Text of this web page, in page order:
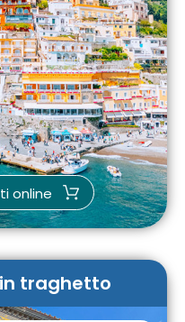
online
traghetto